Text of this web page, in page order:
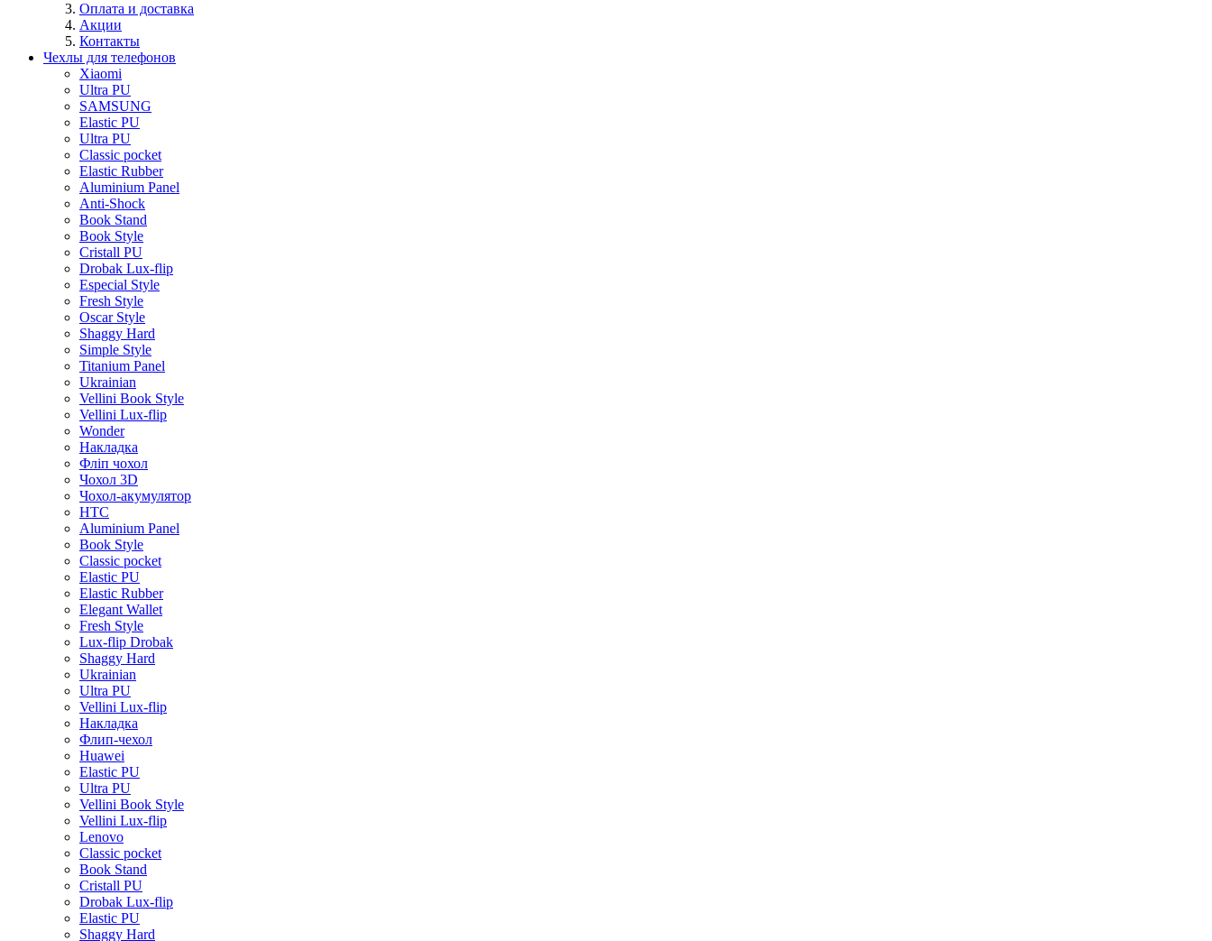
Оплата и доставка
Акции
Контакты
Чехлы для телефонов
Xiaomi
Ultra PU
SAMSUNG
Elastic PU
Ultra PU
Classic pocket
Elastic Rubber
Aluminium Panel
Anti-Shock
Book Stand
Book Style
Cristall PU
Drobak Lux-flip
Especial Style
Fresh Style
Oscar Style
Shaggy Hard
Simple Style
Titanium Panel
Ukrainian
Vellini Book Style
Vellini Lux-flip
Wonder
Накладка
Фліп чохол
Чохол 3D
Чохол-акумулятор
HTC
Aluminium Panel
Book Style
Classic pocket
Elastic PU
Elastic Rubber
Elegant Wallet
Fresh Style
Lux-flip Drobak
Shaggy Hard
Ukrainian
Ultra PU
Vellini Lux-flip
Накладка
Флип-чехол
Huawei
Elastic PU
Ultra PU
Vellini Book Style
Vellini Lux-flip
Lenovo
Classic pocket
Book Stand
Cristall PU
Drobak Lux-flip
Elastic PU
Shaggy Hard